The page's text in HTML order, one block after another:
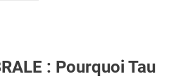
: Pourquoi Tau